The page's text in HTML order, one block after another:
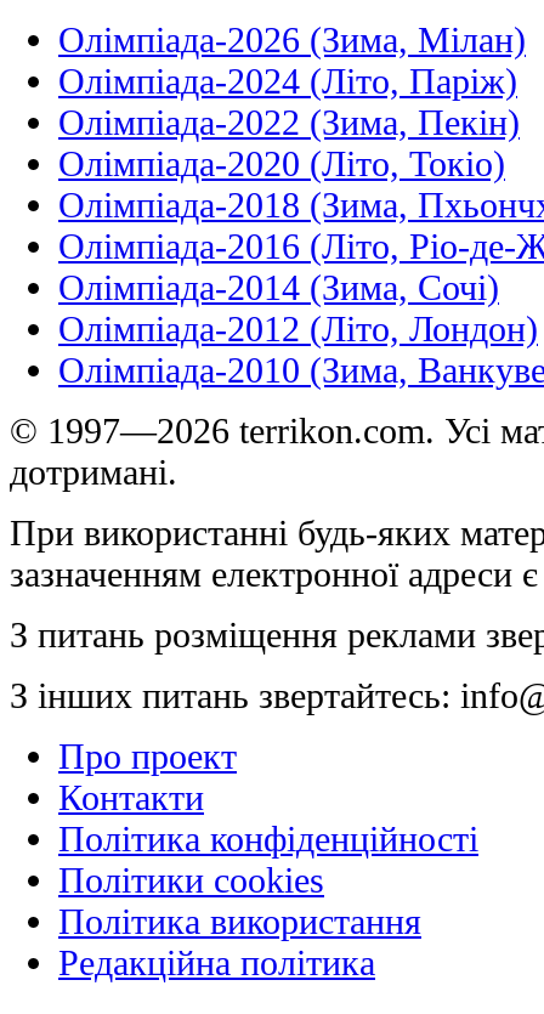
Олімпіада-2026 (Зима, Мілан)
Олімпіада-2024 (Літо, Паріж)
Олімпіада-2022 (Зима, Пекін)
Олімпіада-2020 (Літо, Токіо)
Олімпіада-2018 (Зима,
Олімпіада-2016 (Літо, Ріо-де-
Олімпіада-2014 (Зима, Сочі)
Олімпіада-2012 (Літо, Лондон)
Олімпіада-2010 (Зима,
© 1997—2026 terrikon.com. Усі
дотримані.
При використанні будь-яких
зазначенням електронної адреси
З питань розміщення реклами
З інших питань звертайтесь:
Про проект
Контакти
Політика конфіденційності
Політики cookies
Політика використання
Редакційна політика